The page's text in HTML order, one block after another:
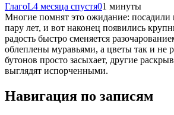
ГлагоL4 месяца спустя01 минуты
Многие помнят это ожидание:
пару лет, и вот наконец появились
радость быстро сменяется
облеплены муравьями, а цветы так и не
бутонов просто засыхает, другие
выглядят испорченными.
Навигация по записям